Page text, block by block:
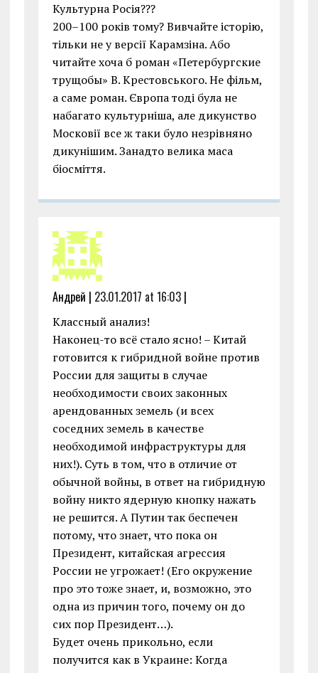
Культурна Росія???
200–100 років тому? Вивчайте історію,
тільки не у версії Карамзіна. Або
читайте хоча б роман «Петербургские
трущобы» В. Крестовського. Не фільм,
а саме роман. Європа тоді була не
набагато культурніша, але дикунство
Московії все ж таки було незрівняно
дикунішим. Занадто велика маса
біосміття.
Андрей | 23.01.2017 at 16:03|
Классный анализ!
Наконец-то всё стало ясно! – Китай
готовится к гибридной войне против
России для защиты в случае
необходимости своих законных
арендованных земель (и всех
соседних земель в качестве
необходимой инфраструктуры для
них!). Суть в том, что в отличие от
обычной войны, в ответ на гибридную
войну никто ядерную кнопку нажать
не решится. А Путин так беспечен
потому, что знает, что пока он
Президент, китайская агрессия
России не угрожает! (Его окружение
про это тоже знает, и, возможно, это
одна из причин того, почему он до
сих пор Президент…).
Будет очень прикольно, если
получится как в Украине: Когда